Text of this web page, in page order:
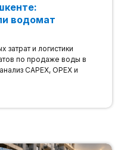
водомат
и логистики
по продаже воды в
CAPEX, OPEX и